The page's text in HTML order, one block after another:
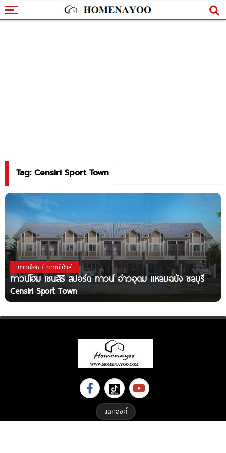
Tag: Censiri Sport Town
ทาวน์โฮม / ทาวน์เฮ้าส์
ทาวน์โฮม เซนสิริ สปอร์ต ทาวน์ อ่าวอุดม แหลมฉบัง ชลบุรี
Censiri Sport Town
แลกลิงค์